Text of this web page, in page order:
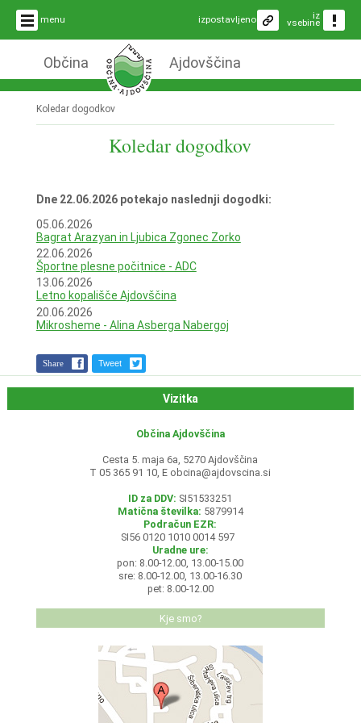
menu iz
vsebine
izpostavljeno
Občina Ajdovščina
Koledar dogodkov
Koledar dogodkov
Dne 22.06.2026 potekajo naslednji dogodki:
05.06.2026
Bagrat Arazyan in Ljubica Zgonec Zorko
22.06.2026
Športne plesne počitnice - ADC
13.06.2026
Letno kopališče Ajdovščina
20.06.2026
Mikrosheme - Alina Asberga Nabergoj
Share Tweet
Vizitka
Občina Ajdovščina
Cesta 5. maja 6a, 5270 Ajdovščina
T 05 365 91 10, E obcina@ajdovscina.si
ID za DDV: SI51533251
Matična številka: 5879914
Podračun EZR:
SI56 0120 1010 0014 597
Uradne ure:
pon: 8.00-12.00, 13.00-15.00
sre: 8.00-12.00, 13.00-16.30
pet: 8.00-12.00
Kje smo?